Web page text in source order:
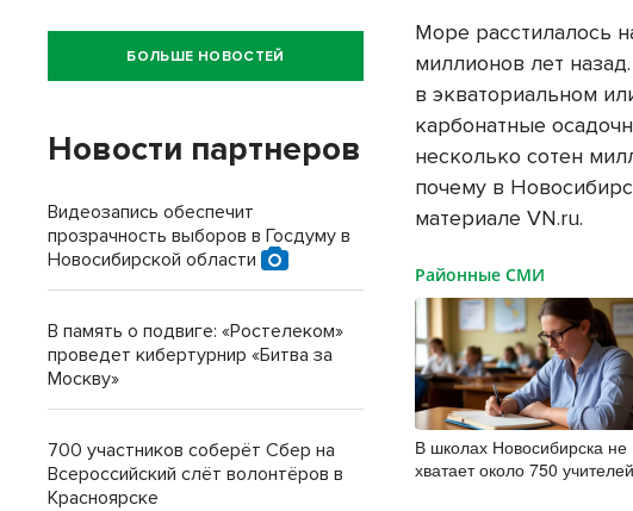
Море расстилалось
миллионов лет
в экваториальном
карбонатные
несколько сотен
почему в
материале VN.ru.
Районные СМИ
В школах Новосибирска не
хватает около 750 учителей
БОЛЬШЕ НОВОСТЕЙ
Новости партнеров
Видеозапись обеспечит
прозрачность выборов в Госдуму в
Новосибирской области
В память о подвиге: «Ростелеком»
проведет кибертурнир «Битва за
Москву»
700 участников соберёт Сбер на
Всероссийский слёт волонтёров в
Красноярске